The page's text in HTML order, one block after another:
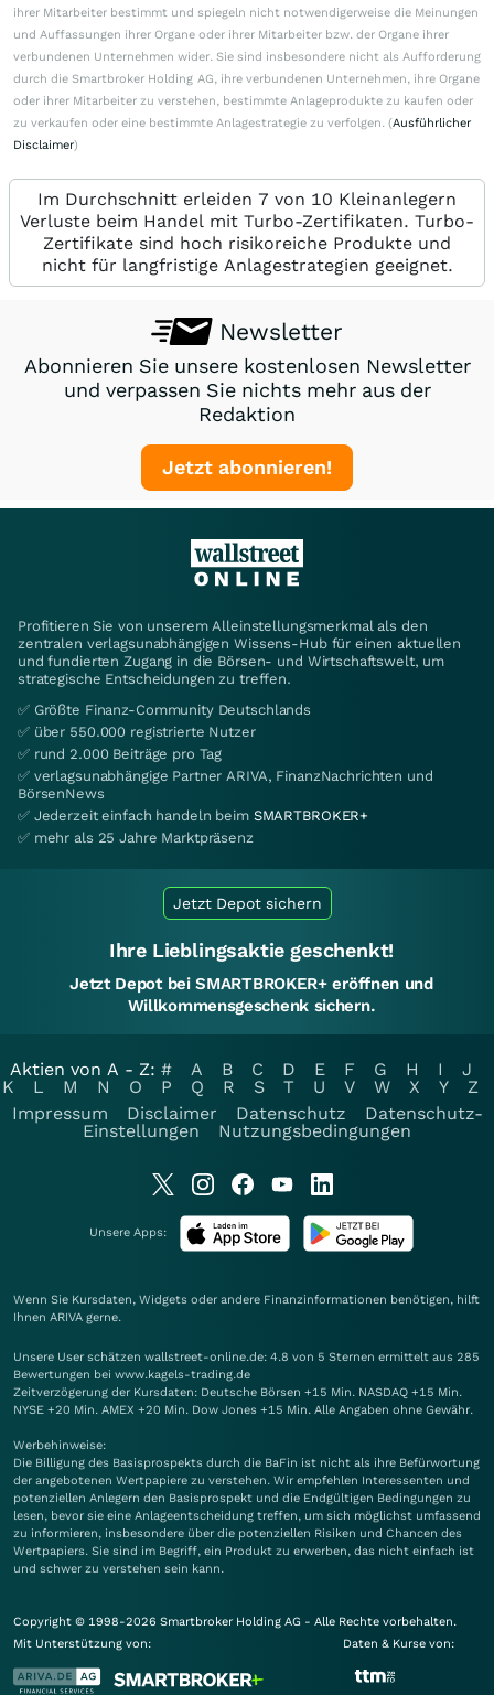
ihrer Mitarbeiter bestimmt und spiegeln nicht notwendigerweise die Meinungen
und Auffassungen ihrer Organe oder ihrer Mitarbeiter bzw. der Organe ihrer
verbundenen Unternehmen wider. Sie sind insbesondere nicht als Aufforderung
durch die Smartbroker Holding AG, ihre verbundenen Unternehmen, ihre Organe
oder ihrer Mitarbeiter zu verstehen, bestimmte Anlageprodukte zu kaufen oder
zu verkaufen oder eine bestimmte Anlagestrategie zu verfolgen. (Ausführlicher
Disclaimer)
Im Durchschnitt erleiden 7 von 10 Kleinanlegern
Verluste beim Handel mit Turbo-Zertifikaten. Turbo-
Zertifikate sind hoch risikoreiche Produkte und
nicht für langfristige Anlagestrategien geeignet.
Newsletter
Abonnieren Sie unsere kostenlosen Newsletter
und verpassen Sie nichts mehr aus der
Redaktion
Jetzt abonnieren!
Profitieren Sie von unserem Alleinstellungsmerkmal als den
zentralen verlagsunabhängigen Wissens-Hub für einen aktuellen
und fundierten Zugang in die Börsen- und Wirtschaftswelt, um
strategische Entscheidungen zu treffen.
✅ Größte Finanz-Community Deutschlands
✅ über 550.000 registrierte Nutzer
✅ rund 2.000 Beiträge pro Tag
✅ verlagsunabhängige Partner ARIVA, FinanzNachrichten und
BörsenNews
✅ Jederzeit einfach handeln beim SMARTBROKER+
✅ mehr als 25 Jahre Marktpräsenz
Jetzt Depot sichern
Ihre Lieblingsaktie geschenkt!
Jetzt Depot bei SMARTBROKER+ eröffnen und
Willkommensgeschenk sichern.
Aktien von A - Z: # A B C D E F G H I
J
K
L M N O P Q R S T U V W X Y
Z
Impressum
Disclaimer Datenschutz
Datenschutz-
Einstellungen
Nutzungsbedingungen
Unsere Apps:
Wenn Sie Kursdaten, Widgets oder andere Finanzinformationen benötigen, hilft
Ihnen ARIVA gerne.
Unsere User schätzen wallstreet-online.de: 4.8 von 5 Sternen ermittelt aus 285
Bewertungen bei www.kagels-trading.de
Zeitverzögerung der Kursdaten: Deutsche Börsen +15 Min. NASDAQ +15 Min.
NYSE +20 Min. AMEX +20 Min. Dow Jones +15 Min. Alle Angaben ohne Gewähr.
Werbehinweise:
Die Billigung des Basisprospekts durch die BaFin ist nicht als ihre Befürwortung
der angebotenen Wertpapiere zu verstehen. Wir empfehlen Interessenten und
potenziellen Anlegern den Basisprospekt und die Endgültigen Bedingungen zu
lesen, bevor sie eine Anlageentscheidung treffen, um sich möglichst umfassend
zu informieren, insbesondere über die potenziellen Risiken und Chancen des
Wertpapiers. Sie sind im Begriff, ein Produkt zu erwerben, das nicht einfach ist
und schwer zu verstehen sein kann.
Copyright © 1998-2026 Smartbroker Holding AG - Alle Rechte vorbehalten.
Mit Unterstützung von:
Daten & Kurse von: